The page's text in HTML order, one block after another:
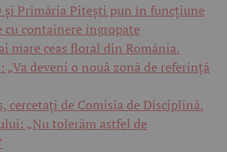
și Primăria Pitești pun în funcțiune
containere îngropate
mare ceas floral din România.
„Va deveni o nouă zonă de referință
cercetați de Comisia de Disciplină.
„Nu tolerăm astfel de